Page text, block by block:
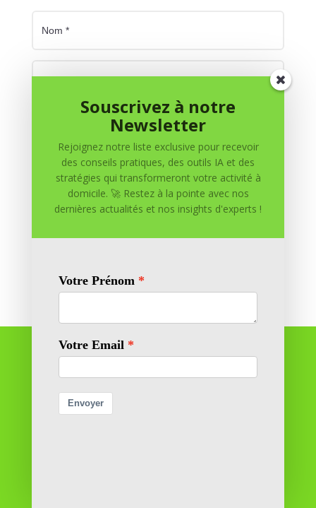
Enregistrer mon nom, mon e-mail et mon site dans
le navigateur pour mon prochain commentaire.
Soumettre le commentaire
Souscrivez à notre
Newsletter
Rejoignez notre liste exclusive pour recevoir
des conseils pratiques, des outils IA et des
stratégies qui transformeront votre activité à
domicile. 🚀 Restez à la pointe avec nos
dernières actualités et nos insights d'experts !